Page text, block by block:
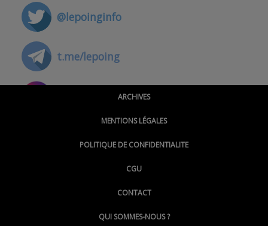
@lepoinginfo
t.me/lepoing
@montpellierpoinginfo
@LePoingMontpellier
ARCHIVES
MENTIONS LÉGALES
POLITIQUE DE CONFIDENTIALITE
CGU
CONTACT
QUI SOMMES-NOUS ?